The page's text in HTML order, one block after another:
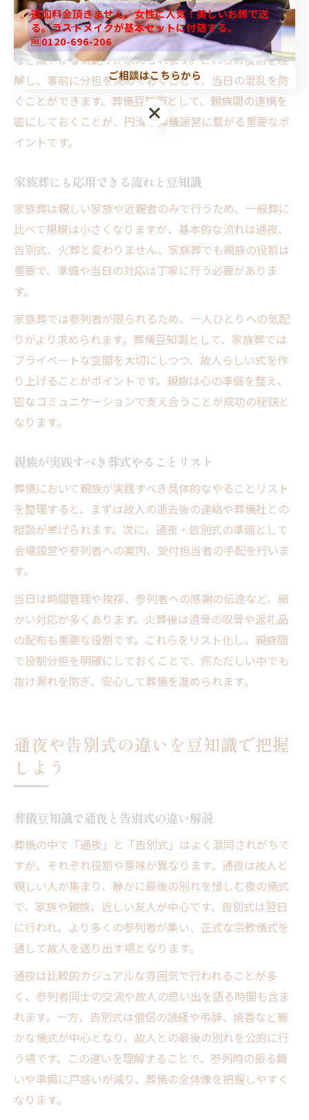
段取りを支え、参列者への対応も行います。
また、親族は参列者の誘導や香典の受付、返礼品の準備
など細やかな気配りが求められます。これらの役割を理
解し、事前に分担を決めておくことで、当日の混乱を防
ぐことができます。葬儀豆知識として、親族間の連携を
密にしておくことが、円滑な葬儀運営に繋がる重要なポ
イントです。
家族葬にも応用できる流れと豆知識
家族葬は親しい家族や近親者のみで行うため、一般葬に
比べて規模は小さくなりますが、基本的な流れは通夜、
告別式、火葬と変わりません。家族葬でも親族の役割は
重要で、準備や当日の対応は丁寧に行う必要がありま
す。
家族葬では参列者が限られるため、一人ひとりへの気配
りがより求められます。葬儀豆知識として、家族葬では
プライベートな空間を大切にしつつ、故人らしい式を作
り上げることがポイントです。親族は心の準備を整え、
密なコミュニケーションで支え合うことが成功の秘訣と
なります。
親族が実践すべき葬式やることリスト
葬儀において親族が実践すべき具体的なやることリスト
を整理すると、まずは故人の逝去後の連絡や葬儀社との
相談が挙げられます。次に、通夜・告別式の準備として
会場設営や参列者への案内、受付担当者の手配を行いま
す。
当日は時間管理や挨拶、参列者への感謝の伝達など、細
かい対応が多くあります。火葬後は遺骨の収骨や返礼品
の配布も重要な役割です。これらをリスト化し、親族間
で役割分担を明確にしておくことで、慌ただしい中でも
抜け漏れを防ぎ、安心して葬儀を進められます。
通夜や告別式の違いを豆知識で把握
しよう
葬儀豆知識で通夜と告別式の違い解説
葬儀の中で「通夜」と「告別式」はよく混同されがちで
すが、それぞれ役割や意味が異なります。通夜は故人と
親しい人が集まり、静かに最後の別れを惜しむ夜の儀式
で、家族や親族、近しい友人が中心です。告別式は翌日
に行われ、より多くの参列者が集い、正式な宗教儀式を
通して故人を送り出す場となります。
通夜は比較的カジュアルな雰囲気で行われることが多
く、参列者同士の交流や故人の思い出を語る時間も含ま
れます。一方、告別式は僧侶の読経や弔辞、焼香など厳
かな儀式が中心となり、故人との最後の別れを公的に行
う場です。この違いを理解することで、参列時の振る舞
いや準備に戸惑いが減り、葬儀の全体像を把握しやすく
なります。
追加料金頂きません。女性に人気！美しいお顔で送
る。ラストメイクが基本セットに付随する。
🆓0120-696-206
ご相談はこちらから